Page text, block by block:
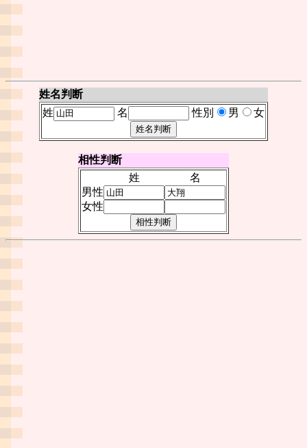
姓名判断
姓
名 性別 男 女
相性判断
姓
名
男性
女性